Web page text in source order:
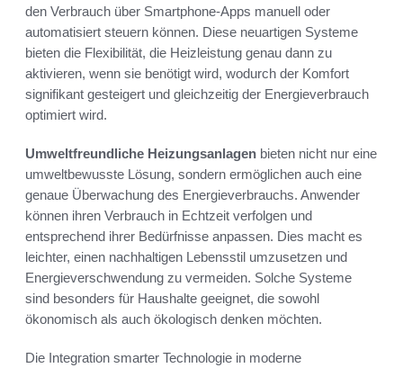
den Verbrauch über Smartphone-Apps manuell oder
automatisiert steuern können. Diese neuartigen Systeme
bieten die Flexibilität, die Heizleistung genau dann zu
aktivieren, wenn sie benötigt wird, wodurch der Komfort
signifikant gesteigert und gleichzeitig der Energieverbrauch
optimiert wird.
Umweltfreundliche Heizungsanlagen bieten nicht nur eine
umweltbewusste Lösung, sondern ermöglichen auch eine
genaue Überwachung des Energieverbrauchs. Anwender
können ihren Verbrauch in Echtzeit verfolgen und
entsprechend ihrer Bedürfnisse anpassen. Dies macht es
leichter, einen nachhaltigen Lebensstil umzusetzen und
Energieverschwendung zu vermeiden. Solche Systeme
sind besonders für Haushalte geeignet, die sowohl
ökonomisch als auch ökologisch denken möchten.
Die Integration smarter Technologie in moderne